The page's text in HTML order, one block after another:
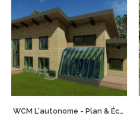
WCM L'autonome - Plan & Éco-conception